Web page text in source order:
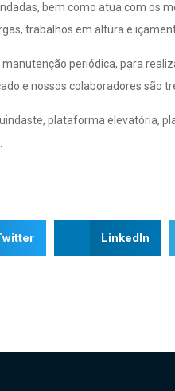
bem como atua com os
trabalhos em altura e
periódica, para
e nossos colaboradores são
plataforma elevatória,
LinkedIn